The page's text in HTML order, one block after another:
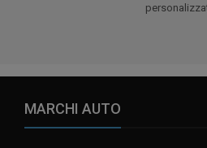
MARCHI AUTO